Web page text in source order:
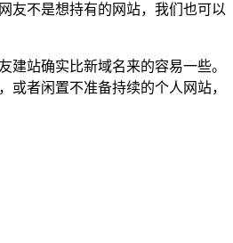
友不是想持有的网站，我们也可以
建站确实比新域名来的容易一些。
或者闲置不准备持续的个人网站，